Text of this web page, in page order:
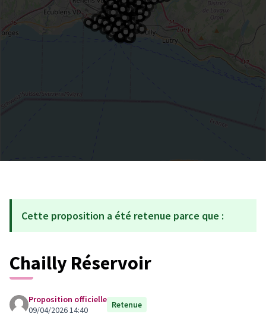
Cette proposition a été retenue parce que :
Chailly Réservoir
Proposition officielle
09/04/2026 14:40
Retenue